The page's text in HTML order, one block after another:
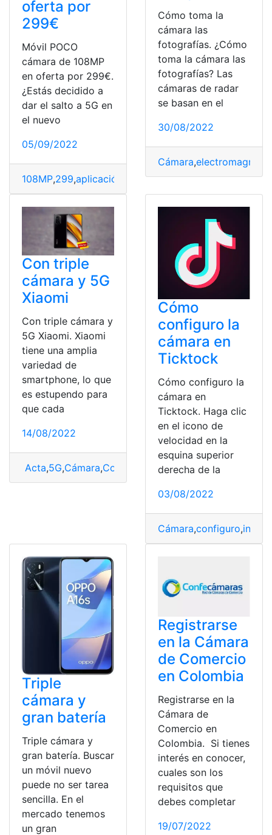
oferta por
299€
Móvil POCO
cámara de 108MP
en oferta por 299€.
¿Estás decidido a
dar el salto a 5G en
el nuevo
05/09/2022
108MP,299,aplicación móvil,Cámara,Oferta
Cómo toma la
cámara las
fotografías. ¿Cómo
toma la cámara las
fotografías? Las
cámaras de radar
se basan en el
30/08/2022
Cámara,
Con triple
cámara y 5G
Xiaomi
Con triple cámara y
5G Xiaomi. Xiaomi
tiene una amplia
variedad de
smartphone, lo que
es estupendo para
que cada
14/08/2022
Acta,5G,Cámara,Comprar Triple,Xiaomi
Cómo
configuro la
cámara en
Ticktock
Cómo configuro la
cámara en
Ticktock. Haga clic
en el icono de
velocidad en la
esquina superior
derecha de la
03/08/2022
Cámara,configuro,iniciar
Triple
cámara y
gran batería
Triple cámara y
gran batería. Buscar
un móvil nuevo
puede no ser tarea
sencilla. En el
mercado tenemos
un gran
Registrarse
en la Cámara
de Comercio
en Colombia
Registrarse en la
Cámara de
Comercio en
Colombia. Si tienes
interés en conocer,
cuales son los
requisitos que
debes completar
19/07/2022